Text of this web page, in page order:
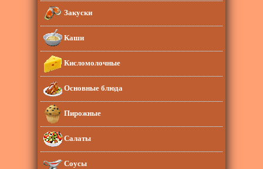
Закуски
Каши
Кисломолочные
Основные блюда
Пирожные
Салаты
Соусы